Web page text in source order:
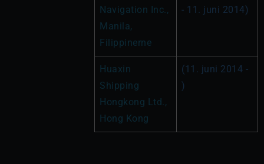
Navigation Inc.,
Manila,
Filippinerne
- 11. juni 2014)
Huaxin
Shipping
Hongkong Ltd.,
Hong Kong
(11. juni 2014 -
)